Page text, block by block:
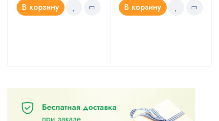
В корзину В корзину